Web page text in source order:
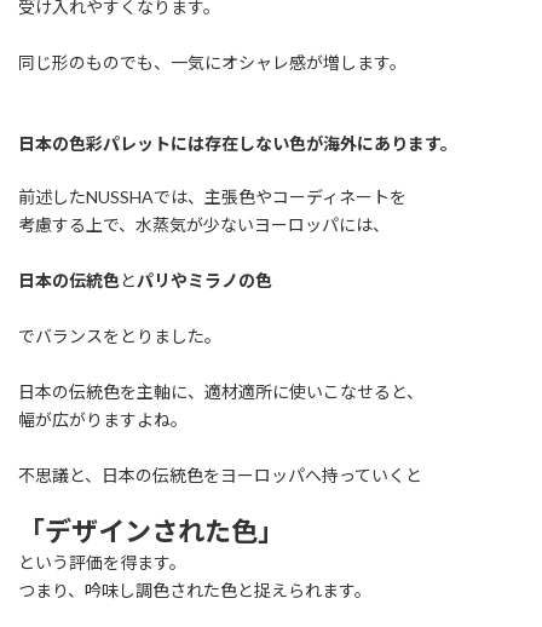
受け入れやすくなります。
同じ形のものでも、一気にオシャレ感が増します。
日本の色彩パレットには存在しない色が海外にあります。
前述したNUSSHAでは、主張色やコーディネートを
考慮する上で、水蒸気が少ないヨーロッパには、
日本の伝統色とパリやミラノの色
でバランスをとりました。
日本の伝統色を主軸に、適材適所に使いこなせると、
幅が広がりますよね。
不思議と、日本の伝統色をヨーロッパへ持っていくと
「デザインされた色」
という評価を得ます。
つまり、吟味し調色された色と捉えられます。